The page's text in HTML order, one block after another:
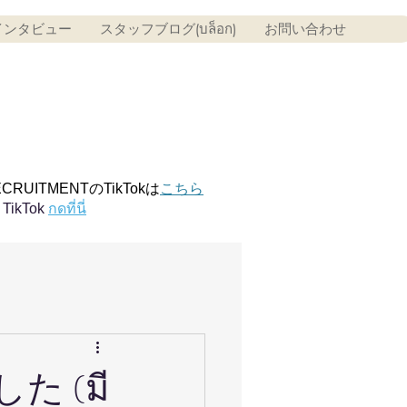
タビュー スタッフブログ(บล็อก) お問い合わせ
のTikTokはこちら
TikTok กดที่นี่
た (มี